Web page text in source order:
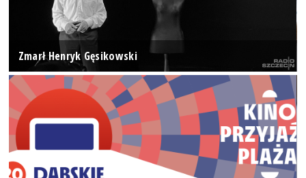
Zmarł Henryk Gęsikowski